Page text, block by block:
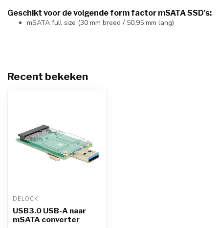
Geschikt voor de volgende form factor mSATA SSD's:
mSATA full size (30 mm breed / 50,95 mm lang)
Recent bekeken
DELOCK
USB3.0 USB-A naar
mSATA converter